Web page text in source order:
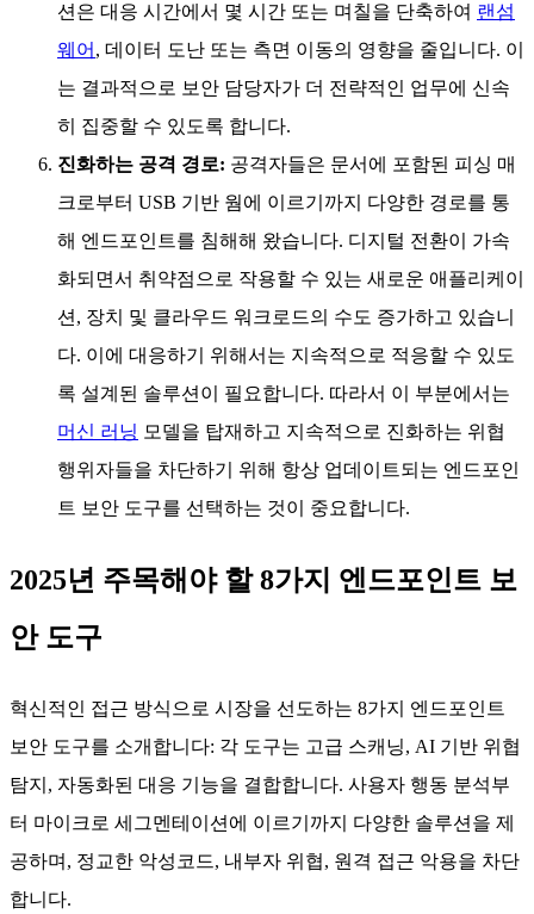
션은 대응 시간에서 몇 시간 또는 며칠을 단축하여 랜섬
웨어 , 데이터 도난 또는 측면 이동의 영향을 줄입니다. 이
는 결과적으로 보안 담당자가 더 전략적인 업무에 신속
히 집중할 수 있도록 합니다.
진화하는 공격 경로: 공격자들은 문서에 포함된 피싱 매
크로부터 USB 기반 웜에 이르기까지 다양한 경로를 통
해 엔드포인트를 침해해 왔습니다. 디지털 전환이 가속
화되면서 취약점으로 작용할 수 있는 새로운 애플리케이
션, 장치 및 클라우드 워크로드의 수도 증가하고 있습니
다. 이에 대응하기 위해서는 지속적으로 적응할 수 있도
록 설계된 솔루션이 필요합니다. 따라서 이 부분에서는
머신 러닝 모델을 탑재하고 지속적으로 진화하는 위협
행위자들을 차단하기 위해 항상 업데이트되는 엔드포인
트 보안 도구를 선택하는 것이 중요합니다.
2025년 주목해야 할 8가지 엔드포인트 보
안 도구
혁신적인 접근 방식으로 시장을 선도하는 8가지 엔드포인트
보안 도구를 소개합니다: 각 도구는 고급 스캐닝, AI 기반 위협
탐지, 자동화된 대응 기능을 결합합니다. 사용자 행동 분석부
터 마이크로 세그멘테이션에 이르기까지 다양한 솔루션을 제
공하며, 정교한 악성코드, 내부자 위협, 원격 접근 악용을 차단
합니다.